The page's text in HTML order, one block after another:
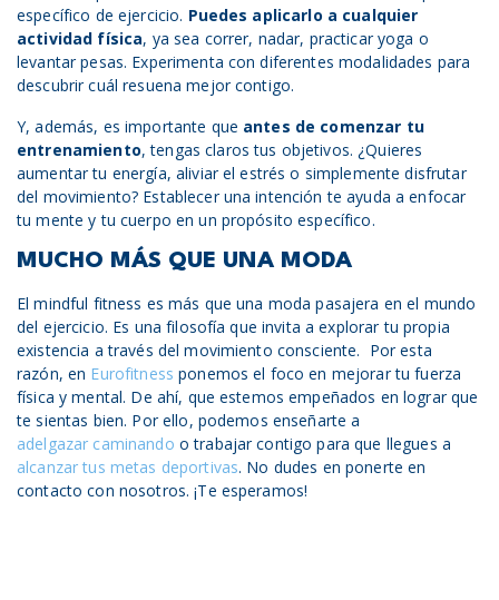
específico de ejercicio. Puedes aplicarlo a cualquier
actividad física, ya sea correr, nadar, practicar yoga o
levantar pesas. Experimenta con diferentes modalidades para
descubrir cuál resuena mejor contigo.
Y, además, es importante que antes de comenzar tu
entrenamiento, tengas claros tus objetivos. ¿Quieres
aumentar tu energía, aliviar el estrés o simplemente disfrutar
del movimiento? Establecer una intención te ayuda a enfocar
tu mente y tu cuerpo en un propósito específico.
MUCHO MÁS QUE UNA MODA
El mindful fitness es más que una moda pasajera en el mundo
del ejercicio. Es una filosofía que invita a explorar tu propia
existencia a través del movimiento consciente. Por esta
razón, en Eurofitness ponemos el foco en mejorar tu fuerza
física y mental. De ahí, que estemos empeñados en lograr que
te sientas bien. Por ello, podemos enseñarte a
adelgazar caminando o trabajar contigo para que llegues a
alcanzar tus metas deportivas. No dudes en ponerte en
contacto con nosotros. ¡Te esperamos!